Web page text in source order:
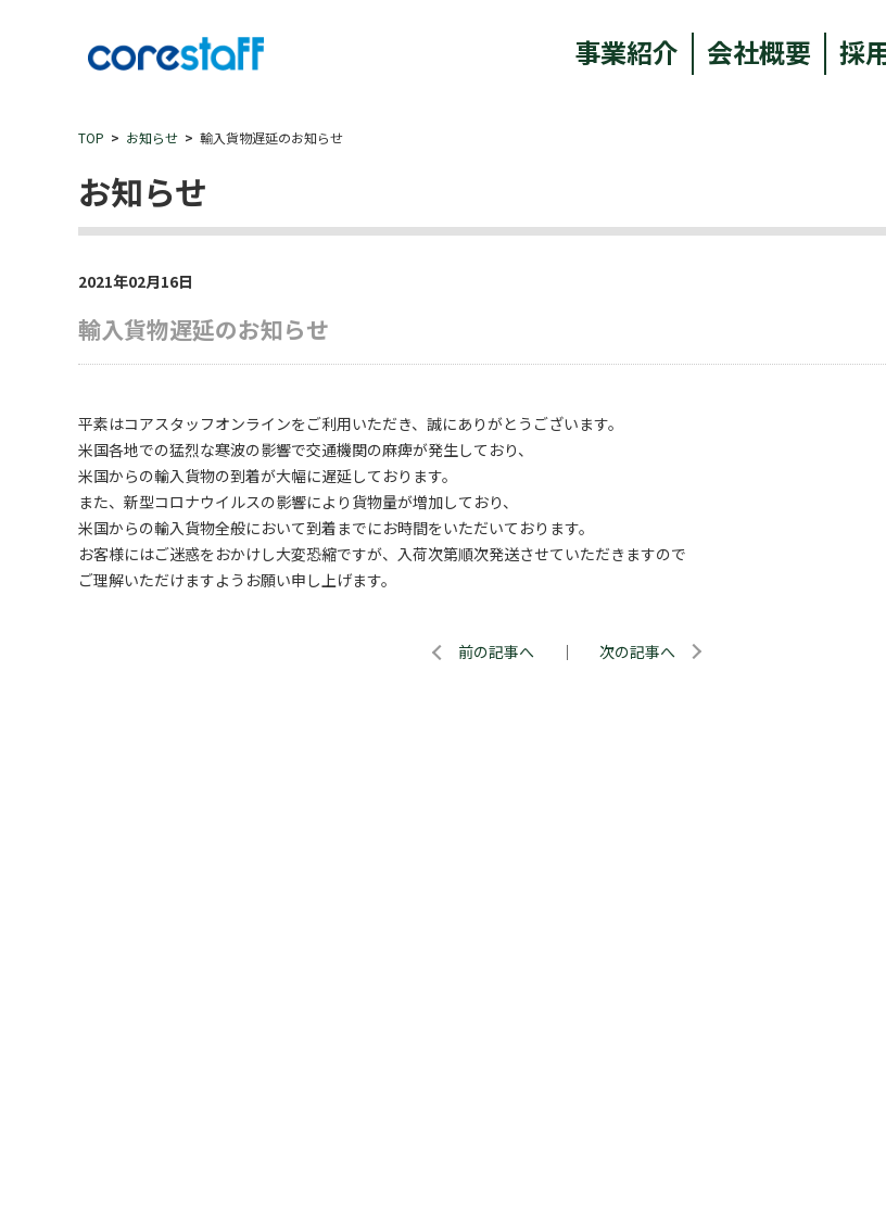
事業紹介 会社概要 採
TOP お知らせ 輸入貨物遅延のお知らせ
お知らせ
2021年02月16日
輸入貨物遅延のお知らせ
平素はコアスタッフオンラインをご利用いただき、誠にありがとうございます。
米国各地での猛烈な寒波の影響で交通機関の麻痺が発生しており、
米国からの輸入貨物の到着が大幅に遅延しております。
また、新型コロナウイルスの影響により貨物量が増加しており、
米国からの輸入貨物全般において到着までにお時間をいただいております。
お客様にはご迷惑をおかけし大変恐縮ですが、入荷次第順次発送させていただきますので
ご理解いただけますようお願い申し上げます。
前の記事へ ｜ 次の記事へ